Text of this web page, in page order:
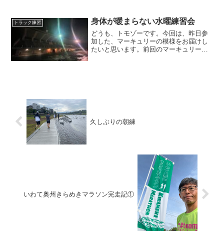
までは４分１０秒／キロ...
トラック練習 身体が暖まらない水曜練習会
どうも、トモゾーです。今回は、昨日参
加した、マーキュリーの模様をお届けし
たいと思います。前回のマーキュリーは
久しぶりの朝練
いわて奥州きらめきマラソン完走記①